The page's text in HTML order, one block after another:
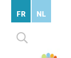
contenu
principal
Rechercher :
FR NL